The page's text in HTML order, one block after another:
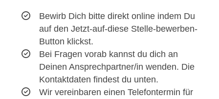
Bewirb Dich bitte direkt online indem Du
auf den Jetzt-auf-diese Stelle-bewerben-
Button klickst.
Bei Fragen vorab kannst du dich an
Deinen Ansprechpartner/in wenden. Die
Kontaktdaten findest du unten.
Wir vereinbaren einen Telefontermin für